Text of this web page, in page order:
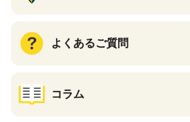
よくあるご質問
コラム